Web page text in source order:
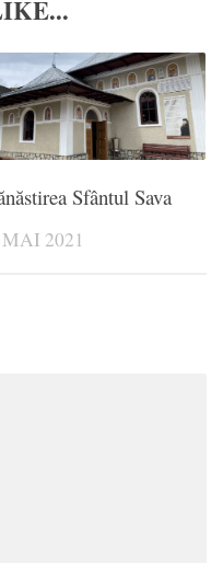
Sfântul Sava
MAI 2021